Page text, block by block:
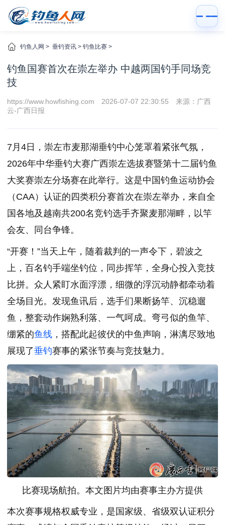
钓鱼人网 > 垂钓资讯 > 钓鱼比赛 >
钓鱼国赛首次在崇左举办 中越两国钓手同场竞
技
https://www.howfishing.com 2026-07-07 22:30:55
来源：广西
云-广西日报
7月4日，崇左市麦那湖垂钓中心笼罩着紧张气氛，
2026年中华垂钓大赛广西崇左选拔赛暨第十二届钓鱼
大奖赛崇左分场赛在此举行。这是中国钓鱼运动协会
（CAA）认证的四类积分赛首次在崇左举办，来自全
国各地及越南共200名竞钓选手齐聚麦那湖畔，以竿
会友、同台争锋。
“开赛！”当天上午，随着裁判的一声令下，碧波之
上，百名钓手端坐钓位，同步挥竿，全身心投入竞技
比拼。众人紧盯水面浮漂，细微的浮沉动静都牵动着
全场目光。发现鱼讯后，选手们果断扬竿、沉稳遛
鱼，整套动作娴熟利落、一气呵成。弯弓似的鱼竿、
绷紧的鱼线 ，搭配此起彼伏的中鱼声响，淋漓尽致地
展现了垂钓赛事的紧张节奏与竞技魅力。
比赛现场航拍。本文图片均由赛事主办方提供
本次赛事规格权威专业，是国家级、省级双认证积分